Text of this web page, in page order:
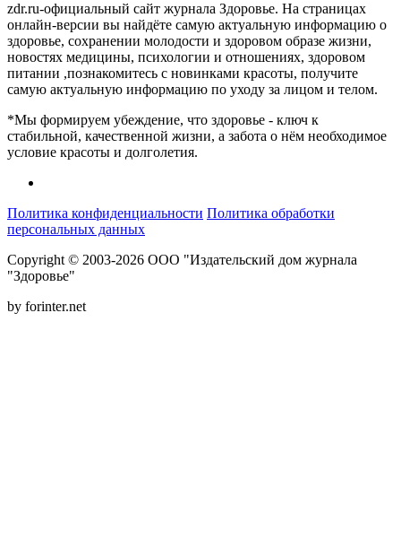
zdr.ru-официальный сайт журнала Здоровье. На страницах
онлайн-версии вы найдёте самую актуальную информацию о
здоровье, сохранении молодости и здоровом образе жизни,
новостях медицины, психологии и отношениях, здоровом
питании ,познакомитесь с новинками красоты, получите
самую актуальную информацию по уходу за лицом и телом.
*Мы формируем убеждение, что здоровье - ключ к
стабильной, качественной жизни, а забота о нём необходимое
условие красоты и долголетия.
Политика конфиденциальности Политика обработки
персональных данных
Copyright © 2003-2026 ООО "Издательский дом журнала
"Здоровье"
by forinter.net